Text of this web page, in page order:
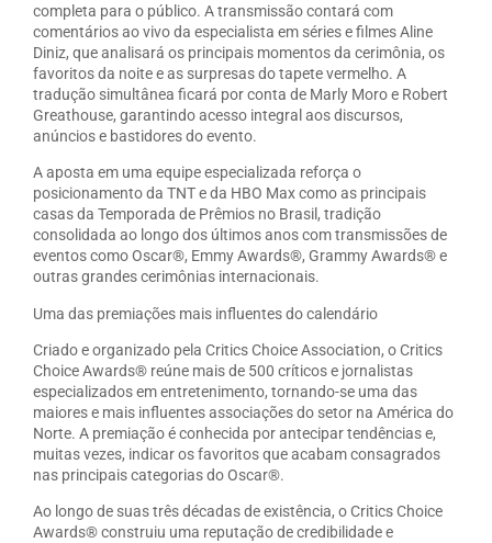
completa para o público. A transmissão contará com
comentários ao vivo da especialista em séries e filmes Aline
Diniz, que analisará os principais momentos da cerimônia, os
favoritos da noite e as surpresas do tapete vermelho. A
tradução simultânea ficará por conta de Marly Moro e Robert
Greathouse, garantindo acesso integral aos discursos,
anúncios e bastidores do evento.
A aposta em uma equipe especializada reforça o
posicionamento da TNT e da HBO Max como as principais
casas da Temporada de Prêmios no Brasil, tradição
consolidada ao longo dos últimos anos com transmissões de
eventos como Oscar®, Emmy Awards®, Grammy Awards® e
outras grandes cerimônias internacionais.
Uma das premiações mais influentes do calendário
Criado e organizado pela Critics Choice Association, o Critics
Choice Awards® reúne mais de 500 críticos e jornalistas
especializados em entretenimento, tornando-se uma das
maiores e mais influentes associações do setor na América do
Norte. A premiação é conhecida por antecipar tendências e,
muitas vezes, indicar os favoritos que acabam consagrados
nas principais categorias do Oscar®.
Ao longo de suas três décadas de existência, o Critics Choice
Awards® construiu uma reputação de credibilidade e